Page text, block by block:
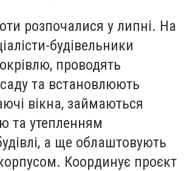
розпочалися у липні. На
будівельники
проводять
та встановлюють
вікна, займаються
та утепленням
а ще облаштовують
Координує проєкт